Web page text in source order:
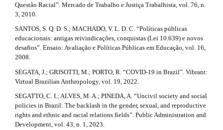
Questão Racial”. Mercado de Trabalho e Justiça Trabalhista, vol. 76, n.
3, 2010.
SANTOS, S. Q. D. S.; MACHADO, V. L. D. C. “Políticas públicas
educacionais: antigas reivindicações, conquistas (Lei 10.639) e novos
desafios”. Ensaio: Avaliação e Políticas Públicas em Educação, vol. 16,
2008.
SEGATA, J.; GRISOTTI, M.; PORTO, R. “COVID-19 in Brazil”. Vibrant:
Virtual Brazilian Anthropology, vol. 19, 2022.
SEGATTO, C. I.; ALVES, M. A.; PINEDA, A. “Uncivil society and social
policies in Brazil: The backlash in the gender, sexual, and reproductive
rights and ethnic and racial relations fields”. Public Administration and
Development, vol. 43, n. 1, 2023.